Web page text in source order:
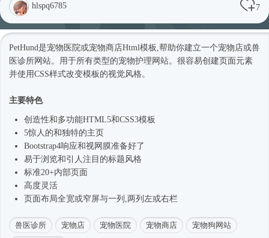
hlspq6785 7
PetHund是宠物医院或宠物商店Html模板 ,帮助你建立一个宠物店或兽
医诊所网站。用于所有类型的宠物护理网站。很容易创建页面元素
并使用CSS样式改变模板的视觉风格。
主要特色
创造性和多功能HTML5和CSS3模板
5惊人的和独特的主页
Bootstrap4响应和视网膜准备好了
易于浏览和引人注目的标题风格
标准20+内部页面
高度灵活
页面布局全宽或窄屏与一列,两列左或右栏
兽医诊所 宠物店 宠物医院 宠物商店 宠物狗网站